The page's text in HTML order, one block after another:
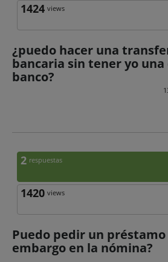
1424 views
¿puedo hacer una
bancaria sin tener yo
banco?
2 respuestas
1420 views
Puedo pedir un
embargo en la nómina?